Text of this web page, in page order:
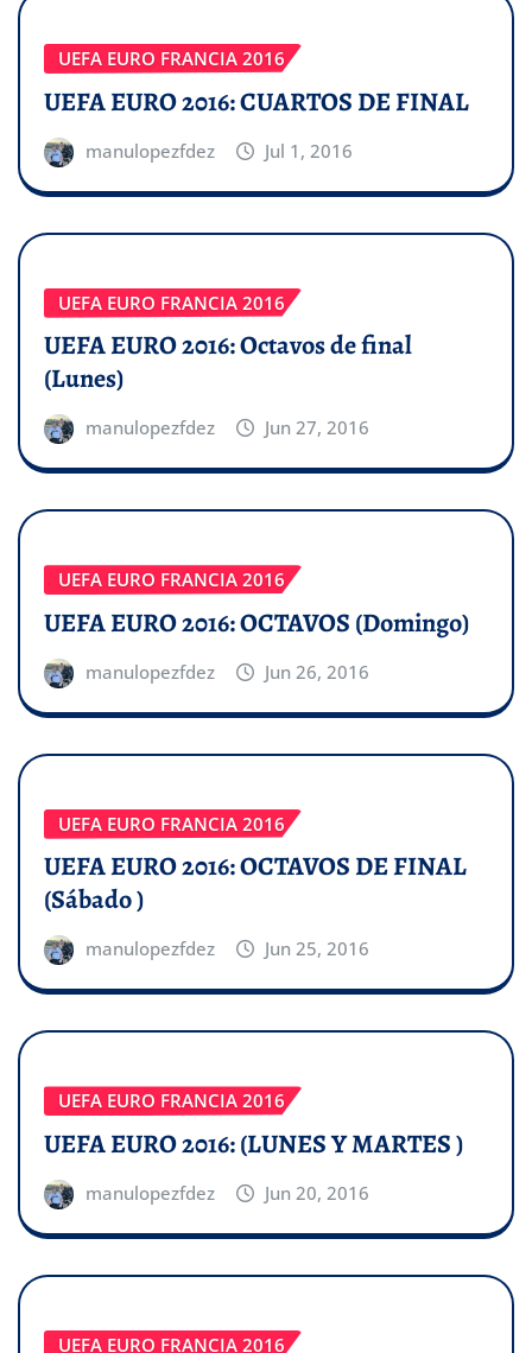
UEFA EURO FRANCIA 2016
UEFA EURO 2016: CUARTOS DE FINAL
manulopezfdez Jul 1, 2016
UEFA EURO FRANCIA 2016
UEFA EURO 2016: Octavos de final
(Lunes)
manulopezfdez Jun 27, 2016
UEFA EURO FRANCIA 2016
UEFA EURO 2016: OCTAVOS (Domingo)
manulopezfdez Jun 26, 2016
UEFA EURO FRANCIA 2016
UEFA EURO 2016: OCTAVOS DE FINAL
(Sábado )
manulopezfdez Jun 25, 2016
UEFA EURO FRANCIA 2016
UEFA EURO 2016: (LUNES Y MARTES )
manulopezfdez Jun 20, 2016
UEFA EURO FRANCIA 2016